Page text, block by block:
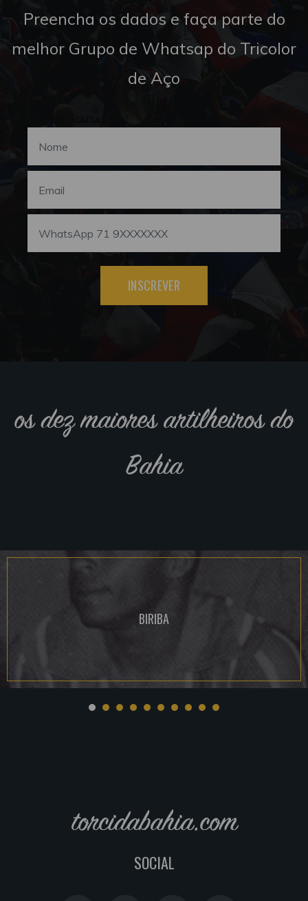
Preencha os dados e faça parte do
melhor Grupo de Whatsap do Tricolor
de Aço
INSCREVER
os dez maiores artilheiros do
Bahia
BIRIBA
torcidabahia.com
SOCIAL